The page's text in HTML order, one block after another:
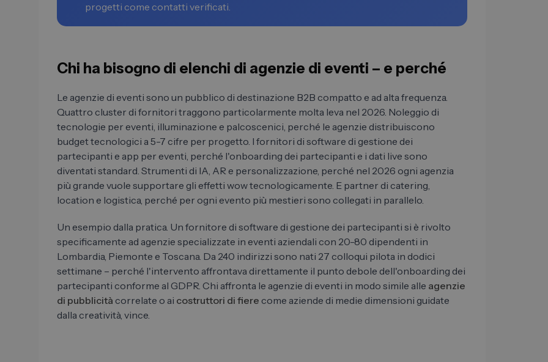
progetti come contatti verificati.
Chi ha bisogno di elenchi di agenzie di eventi – e perché
Le agenzie di eventi sono un pubblico di destinazione B2B compatto e ad alta frequenza.
Quattro cluster di fornitori traggono particolarmente molta leva nel 2026. Noleggio di
tecnologie per eventi, illuminazione e palcoscenici, perché le agenzie distribuiscono
budget tecnologici a 5-7 cifre per progetto. I fornitori di software di gestione dei
partecipanti e app per eventi, perché l'onboarding dei partecipanti e i dati live sono
diventati standard. Strumenti di IA, AR e personalizzazione, perché nel 2026 ogni agenzia
più grande vuole supportare gli effetti wow tecnologicamente. E partner di catering,
location e logistica, perché per ogni evento più mestieri sono collegati in parallelo.
Un esempio dalla pratica. Un fornitore di software di gestione dei partecipanti si è rivolto
specificamente ad agenzie specializzate in eventi aziendali con 20-80 dipendenti in
Lombardia, Piemonte e Toscana. Da 240 indirizzi sono nati 27 colloqui pilota in dodici
settimane – perché l'intervento affrontava direttamente il punto debole dell'onboarding dei
partecipanti conforme al GDPR. Chi affronta le agenzie di eventi in modo simile alle agenzie
di pubblicità correlate o ai costruttori di fiere come aziende di medie dimensioni guidate
dalla creatività, vince.